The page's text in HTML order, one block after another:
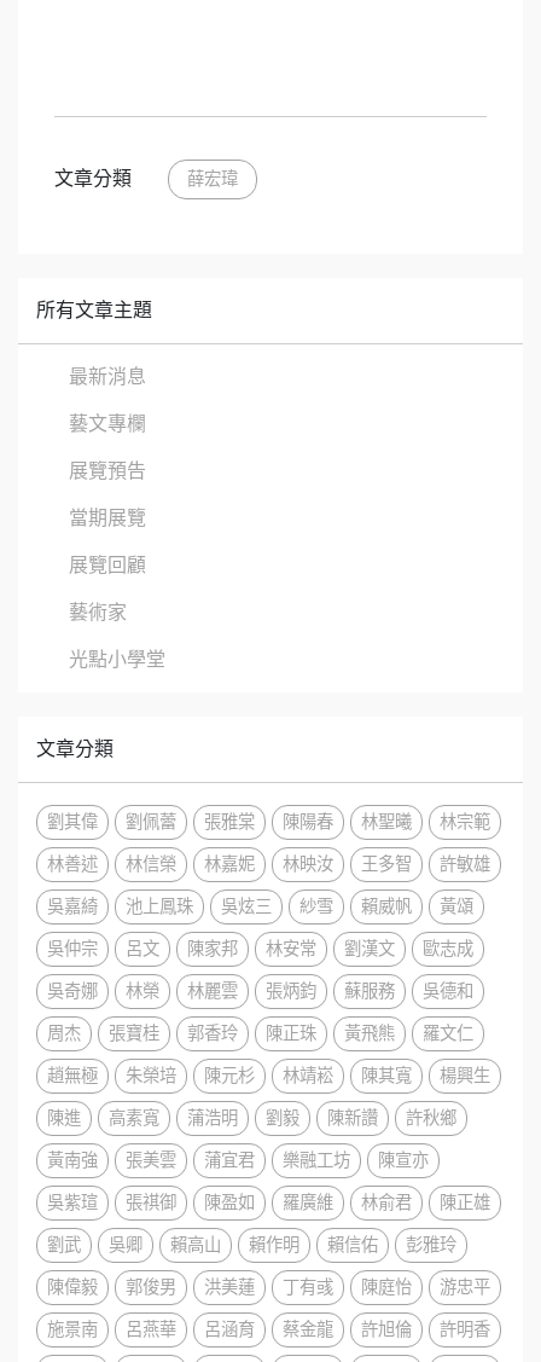
文章分類 薛宏瑋
所有文章主題
最新消息
藝文專欄
展覽預告
當期展覽
展覽回顧
藝術家
光點小學堂
文章分類
劉其偉 劉佩蕾 張雅棠 陳陽春 林聖曦
林宗範
林善述
林信榮 林嘉妮 林映汝 王多智
許敏雄
吳嘉綺
池上鳳珠 吳炫三 紗雪 賴威帆
黃頌
吳仲宗
呂文 陳家邦 林安常 劉漢文
歐志成
吳奇娜
林榮 林麗雲 張炳鈞 蘇服務
吳德和
周杰
張寶桂 郭香玲 陳正珠 黃飛熊
羅文仁
趙無極
朱榮培 陳元杉 林靖崧 陳其寬
楊興生
陳進
高素寬 蒲浩明 劉毅 陳新讚
許秋鄉
黃南強
張美雲 蒲宜君 樂融工坊
陳宣亦
吳紫瑄
張祺御 陳盈如 羅廣維 林俞君
陳正雄
劉武
吳卿 賴高山 賴作明 賴信佑
彭雅玲
陳偉毅
郭俊男 洪美蓮 丁有彧 陳庭怡
游忠平
施景南
呂燕華 呂涵育 蔡金龍 許旭倫
許明香